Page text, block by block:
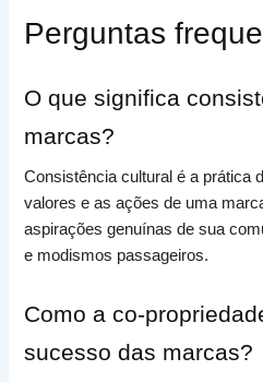
Perguntas
O que significa
marcas?
Consistência cultural é a prática
valores e as ações de uma
aspirações genuínas de sua
e modismos passageiros.
Como a co-
sucesso das marcas?